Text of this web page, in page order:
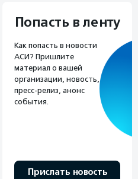
Попасть в ленту
Как попасть в новости
АСИ? Пришлите
материал о вашей
организации, новость,
пресс-релиз, анонс
события.
Прислать новость